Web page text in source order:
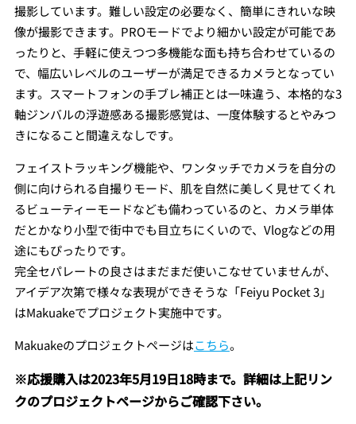
撮影しています。難しい設定の必要なく、簡単にきれいな映
像が撮影できます。PROモードでより細かい設定が可能であ
ったりと、手軽に使えつつ多機能な面も持ち合わせているの
で、幅広いレベルのユーザーが満足できるカメラとなってい
ます。スマートフォンの手ブレ補正とは一味違う、本格的な3
軸ジンバルの浮遊感ある撮影感覚は、一度体験するとやみつ
きになること間違えなしです。
フェイストラッキング機能や、ワンタッチでカメラを自分の
側に向けられる自撮りモード、肌を自然に美しく見せてくれ
るビューティーモードなども備わっているのと、カメラ単体
だとかなり小型で街中でも目立ちにくいので、Vlogなどの用
途にもぴったりです。
完全セパレートの良さはまだまだ使いこなせていませんが、
アイデア次第で様々な表現ができそうな「Feiyu Pocket 3」
はMakuakeでプロジェクト実施中です。
Makuakeのプロジェクトページはこちら。
※応援購入は2023年5月19日18時まで。詳細は上記リン
クのプロジェクトページからご確認下さい。